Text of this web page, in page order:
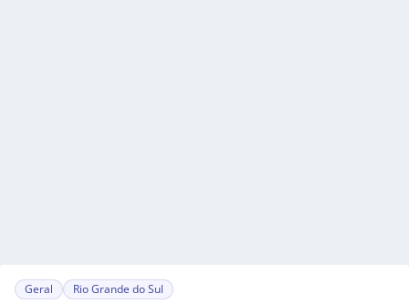
Geral Rio Grande do Sul